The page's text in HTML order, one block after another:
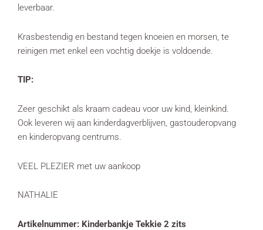
leverbaar.
Krasbestendig en bestand tegen knoeien en morsen, te
reinigen met enkel een vochtig doekje is voldoende.
TIP:
Zeer geschikt als kraam cadeau voor uw kind, kleinkind.
Ook leveren wij aan kinderdagverblijven, gastouderopvang
en kinderopvang centrums.
VEEL PLEZIER met uw aankoop
NATHALIE
Artikelnummer: Kinderbankje Tekkie 2 zits